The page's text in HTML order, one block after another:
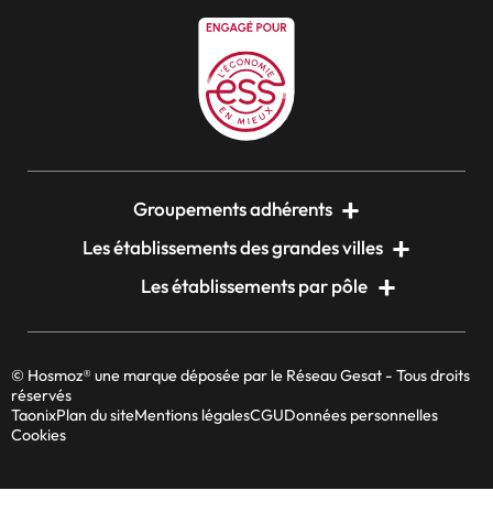
Groupements adhérents
Les établissements des grandes villes
Les établissements par pôle
© Hosmoz® une marque déposée par le Réseau Gesat - Tous droits
réservés
TaonixPlan du siteMentions légalesCGUDonnées personnelles
Cookies